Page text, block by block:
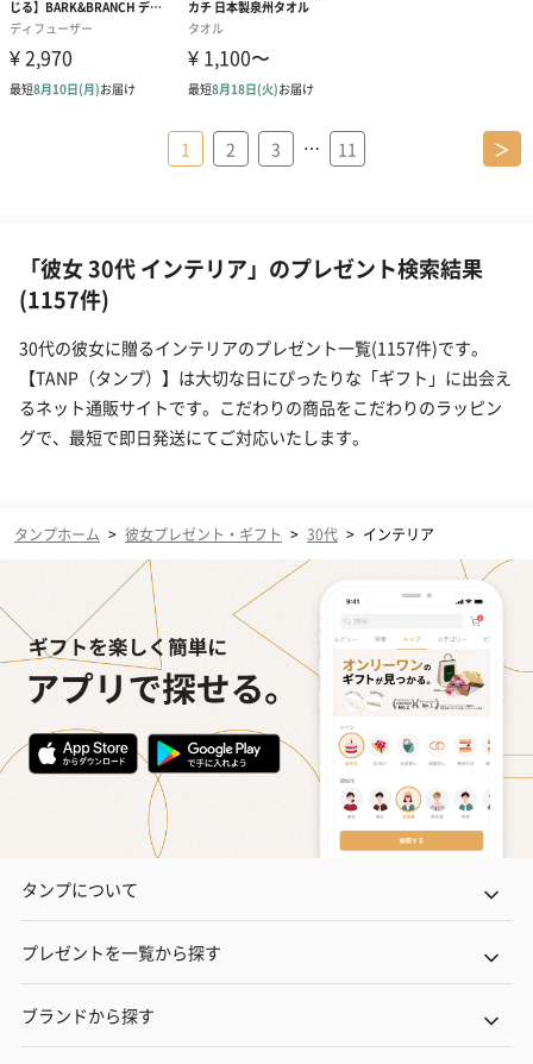
1 2 3 … 11 ＞
「彼女 30代 インテリア」のプレゼント検索結果
(1157件)
30代の彼女に贈るインテリアのプレゼント一覧(1157件)です。
【TANP（タンプ）】は大切な日にぴったりな「ギフト」に出会え
るネット通販サイトです。こだわりの商品をこだわりのラッピン
グで、最短で即日発送にてご対応いたします。
タンプホーム > 彼女プレゼント・ギフト > 30代 > インテリア
タンプについて
プレゼントを一覧から探す
ブランドから探す